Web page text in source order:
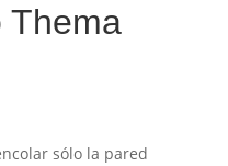
Thema
encolar sólo la pared